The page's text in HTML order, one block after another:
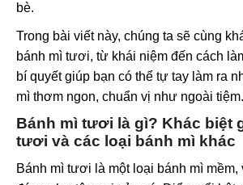
bè.
Trong bài viết này, chúng ta sẽ cùng
bánh mì tươi, từ khái niệm đến cách
bí quyết giúp bạn có thể tự tay làm ra
mì thơm ngon, chuẩn vị như ngoài tiệm.
Bánh mì tươi là gì? Khác biệt
tươi và các loại bánh mì khác
Bánh mì tươi là một loại bánh mì mềm,